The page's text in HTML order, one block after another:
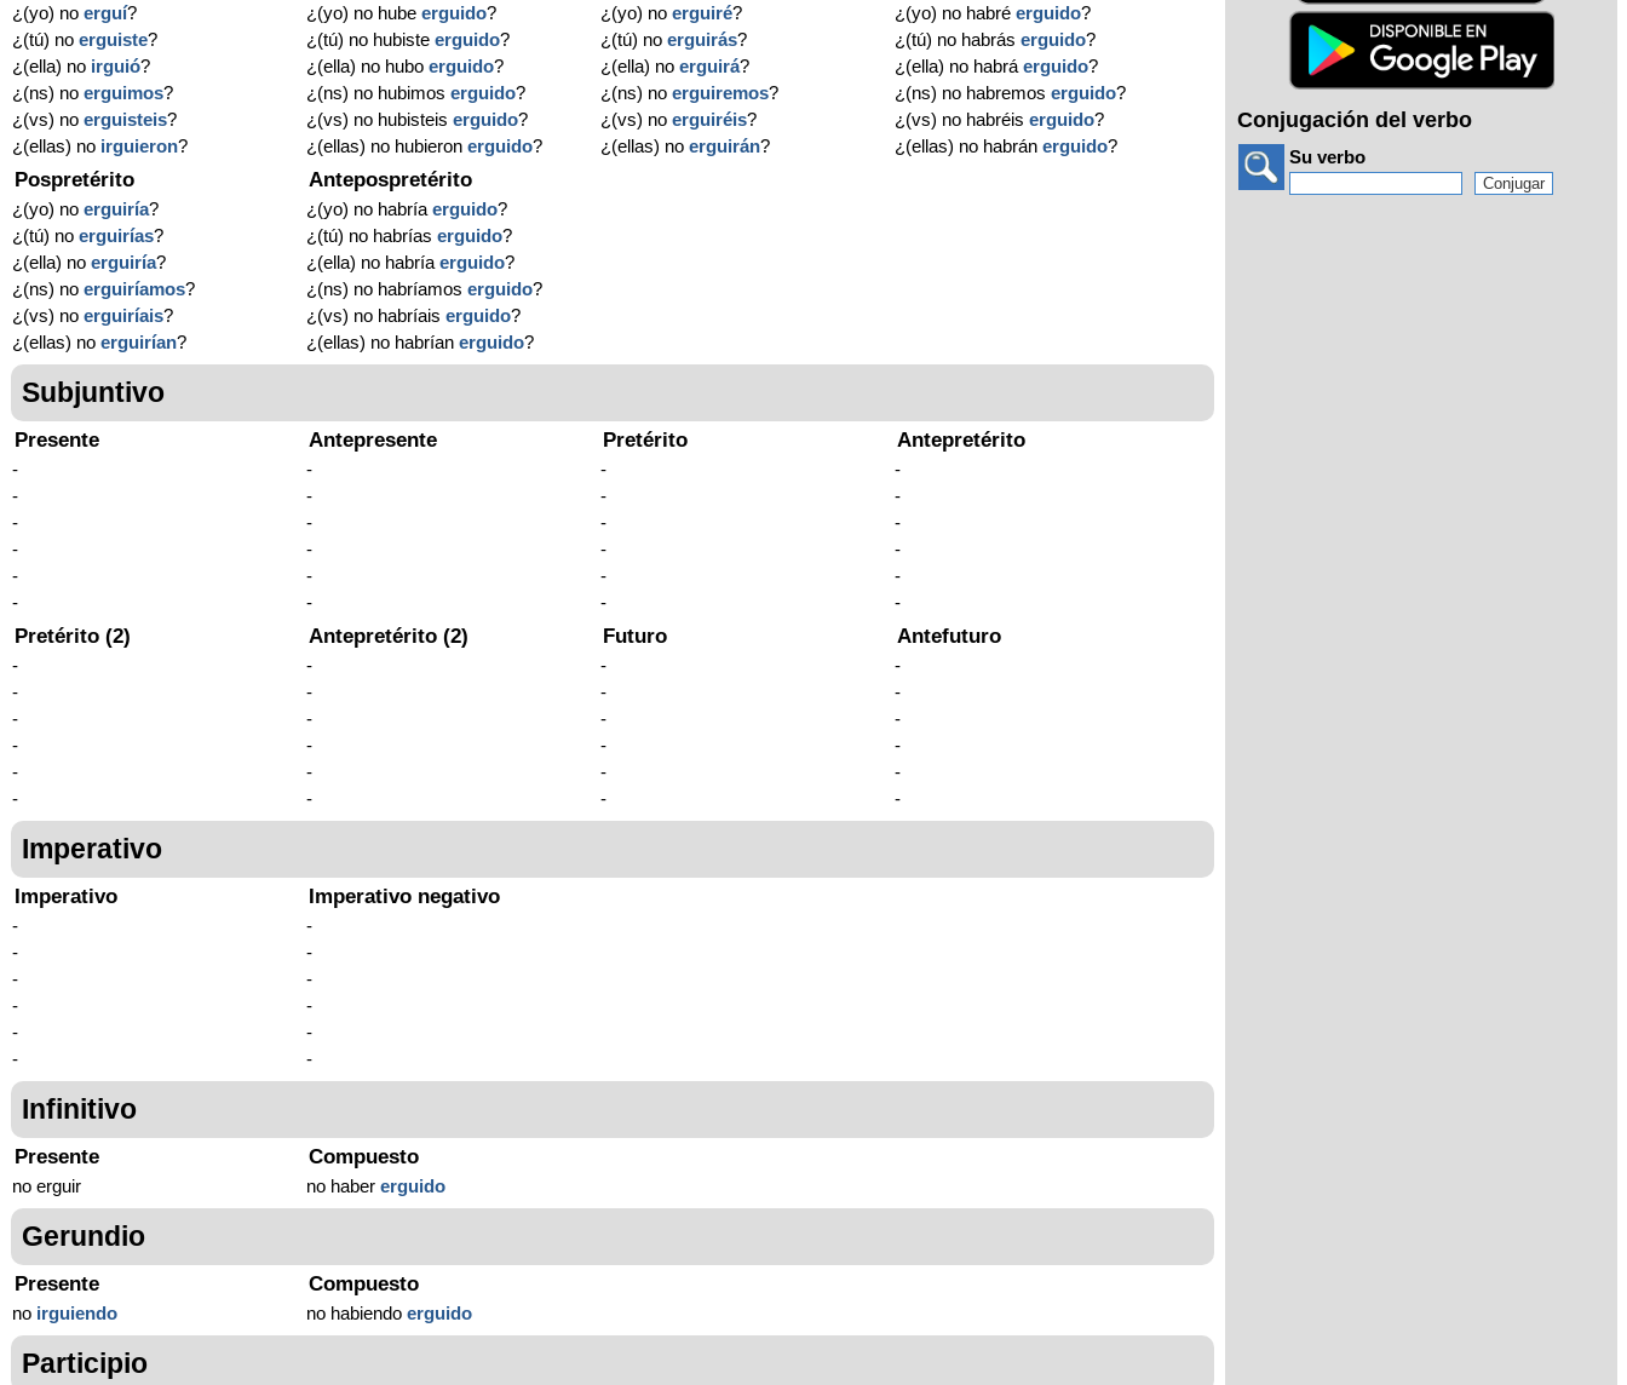
¿(yo) no erguí?
¿(tú) no erguiste?
¿(ella) no irguió?
¿(ns) no erguimos?
¿(vs) no erguisteis?
¿(ellas) no irguieron?
¿(yo) no hubeerguido?
¿(tú) no hubisteerguido?
¿(ella) no huboerguido?
¿(ns) no hubimoserguido?
¿(vs) no hubisteiserguido?
¿(ellas) no hubieronerguido?
¿(yo) noerguiré?
¿(tú) noerguirás?
¿(ella) noerguirá?
¿(ns) noerguiremos?
¿(vs) noerguiréis?
¿(ellas) noerguirán?
¿(yo) no habréerguido?
¿(tú) no habráserguido?
¿(ella) no habráerguido?
¿(ns) no habremoserguido?
¿(vs) no habréiserguido?
¿(ellas) no habránerguido?
Pospretérito
¿(yo) no erguiría?
¿(tú) no erguirías?
¿(ella) no erguiría?
¿(ns) no erguiríamos?
¿(vs) no erguiríais?
¿(ellas) no erguirían?
Antepospretérito
¿(yo) no habríaerguido?
¿(tú) no habríaserguido?
¿(ella) no habríaerguido?
¿(ns) no habríamoserguido?
¿(vs) no habríaiserguido?
¿(ellas) no habríanerguido?
Subjuntivo
Presente
-
-
-
-
-
-
Antepresente
-
-
-
-
-
-
Pretérito
-
-
-
-
-
-
Antepretérito
-
-
-
-
-
-
Pretérito (2)
-
-
-
-
-
-
Antepretérito (2)
-
-
-
-
-
-
Futuro
-
-
-
-
-
-
Antefuturo
-
-
-
-
-
-
Imperativo
Imperativo
-
-
-
-
-
-
Imperativo negativo
-
-
-
-
-
-
Infinitivo
Presente
no erguir
Compuesto
no habererguido
Gerundio
Presente
no irguiendo
Compuesto
no habiendoerguido
Participio
Conjugación del verbo
Su verbo